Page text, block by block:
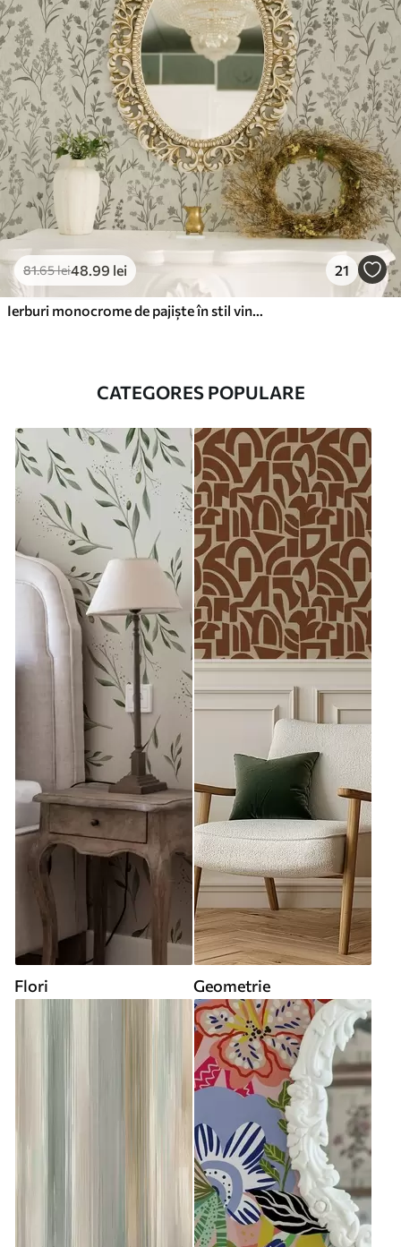
81.65lei48.99 lei 21
Ierburi monocrome de pajiște în stil vintage
CATEGORES POPULARE
Flori Geometrie